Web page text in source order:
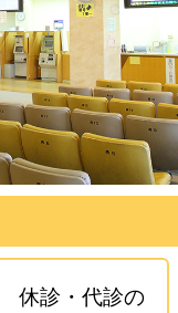
休診・代診の